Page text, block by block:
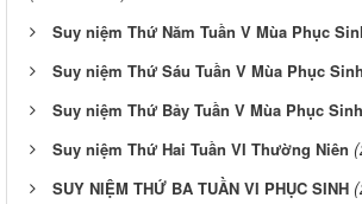
Suy niệm Thứ Năm Tuần V Mùa Phục
Suy niệm Thứ Sáu Tuần V Mùa Phục Sinh
Suy niệm Thứ Bảy Tuần V Mùa Phục Sinh
Suy niệm Thứ Hai Tuần VI Thường Niên
SUY NIỆM THỨ BA TUẦN VI PHỤC SINH